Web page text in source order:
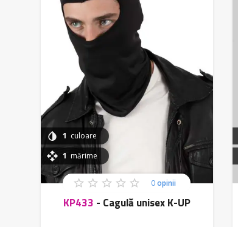
L/XL
2XL/3XL
27/30
0opinii
1 mărime
1 culoare
KP433 - Cagulă unisex K-UP